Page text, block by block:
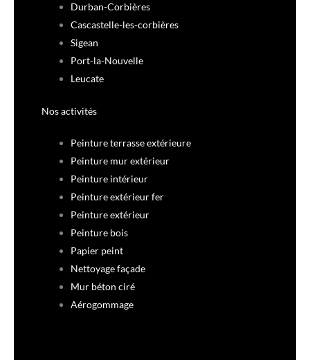
Durban-Corbières
Cascastelle-les-corbières
Sigean
Port-la-Nouvelle
Leucate
Nos activités
Peinture terrasse extérieure
Peinture mur extérieur
Peinture intérieur
Peinture extérieur fer
Peinture extérieur
Peinture bois
Papier peint
Nettoyage façade
Mur béton ciré
Aérogommage